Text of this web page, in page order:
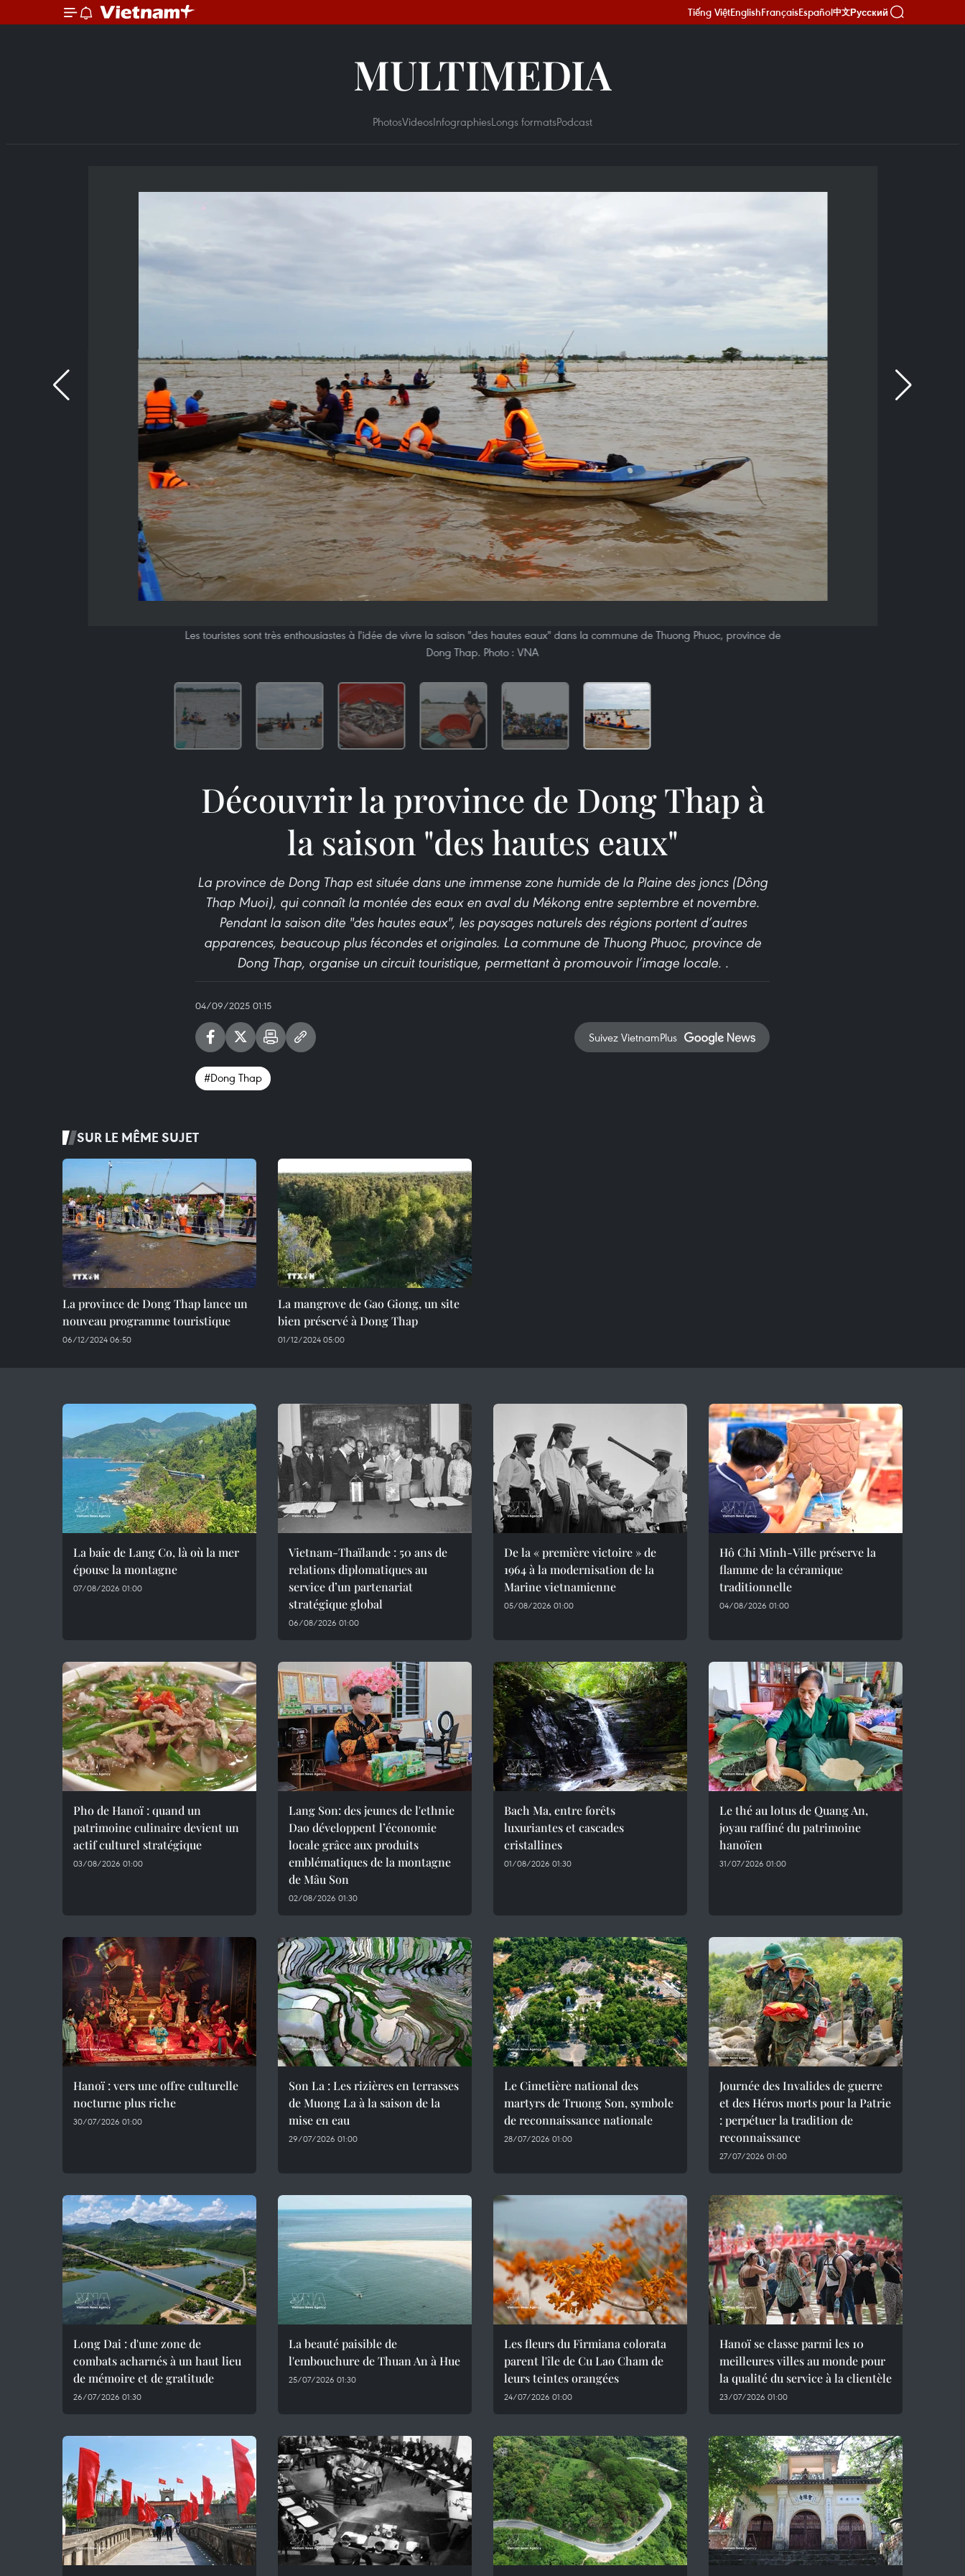
Tiếng ViệtEnglishFrançaisEspañol中文Русский
MULTIMEDIA
PhotosVideosInfographiesLongs formatsPodcast
Les touristes sont très enthousiastes à l'idée de vivre la saison "des hautes eaux" dans la commune de Thuong Phuoc, province de
Dong Thap. Photo : VNA
Découvrir la province de Dong Thap à
la saison "des hautes eaux"
La province de Dong Thap est située dans une immense zone humide de la Plaine des joncs (Dông
Thap Muoi), qui connaît la montée des eaux en aval du Mékong entre septembre et novembre.
Pendant la saison dite "des hautes eaux", les paysages naturels des régions portent d’autres
apparences, beaucoup plus fécondes et originales. La commune de Thuong Phuoc, province de
Dong Thap, organise un circuit touristique, permettant à promouvoir l’image locale. .
04/09/2025 01:15
Suivez VietnamPlus
#Dong Thap
SUR LE MÊME SUJET
La province de Dong Thap lance un
nouveau programme touristique
06/12/2024 06:50
La mangrove de Gao Giong, un site
bien préservé à Dong Thap
01/12/2024 05:00
La baie de Lang Co, là où la mer
épouse la montagne
07/08/2026 01:00
Vietnam-Thaïlande : 50 ans de
relations diplomatiques au
service d’un partenariat
stratégique global
06/08/2026 01:00
De la « première victoire » de
1964 à la modernisation de la
Marine vietnamienne
05/08/2026 01:00
Hô Chi Minh-Ville préserve la
flamme de la céramique
traditionnelle
04/08/2026 01:00
Pho de Hanoï : quand un
patrimoine culinaire devient un
actif culturel stratégique
03/08/2026 01:00
Lang Son: des jeunes de l'ethnie
Dao développent l’économie
locale grâce aux produits
emblématiques de la montagne
de Mâu Son
02/08/2026 01:30
Bach Ma, entre forêts
luxuriantes et cascades
cristallines
01/08/2026 01:30
Le thé au lotus de Quang An,
joyau raffiné du patrimoine
hanoïen
31/07/2026 01:00
Hanoï : vers une offre culturelle
nocturne plus riche
30/07/2026 01:00
Son La : Les rizières en terrasses
de Muong La à la saison de la
mise en eau
29/07/2026 01:00
Le Cimetière national des
martyrs de Truong Son, symbole
de reconnaissance nationale
28/07/2026 01:00
Journée des Invalides de guerre
et des Héros morts pour la Patrie
: perpétuer la tradition de
reconnaissance
27/07/2026 01:00
Long Dai : d'une zone de
combats acharnés à un haut lieu
de mémoire et de gratitude
26/07/2026 01:30
La beauté paisible de
l'embouchure de Thuan An à Hue
25/07/2026 01:30
Les fleurs du Firmiana colorata
parent l'île de Cu Lao Cham de
leurs teintes orangées
24/07/2026 01:00
Hanoï se classe parmi les 10
meilleures villes au monde pour
la qualité du service à la clientèle
23/07/2026 01:00